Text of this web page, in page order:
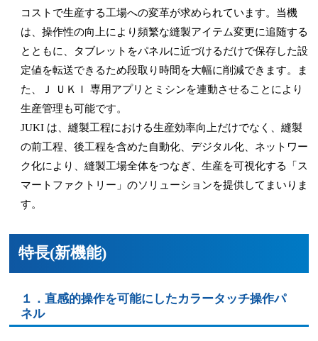
コストで生産する工場への変革が求められています。当機
は、操作性の向上により頻繁な縫製アイテム変更に追随する
とともに、タブレットをパネルに近づけるだけで保存した設
定値を転送できるため段取り時間を大幅に削減できます。ま
た、Ｊ ＵＫＩ 専用アプリとミシンを連動させることにより
生産管理も可能です。
JUKI は、縫製工程における生産効率向上だけでなく、縫製
の前工程、後工程を含めた自動化、デジタル化、ネットワー
ク化により、縫製工場全体をつなぎ、生産を可視化する「ス
マートファクトリー」のソリューションを提供してまいりま
す。
特長(新機能)
１．直感的操作を可能にしたカラータッチ操作パ
ネル